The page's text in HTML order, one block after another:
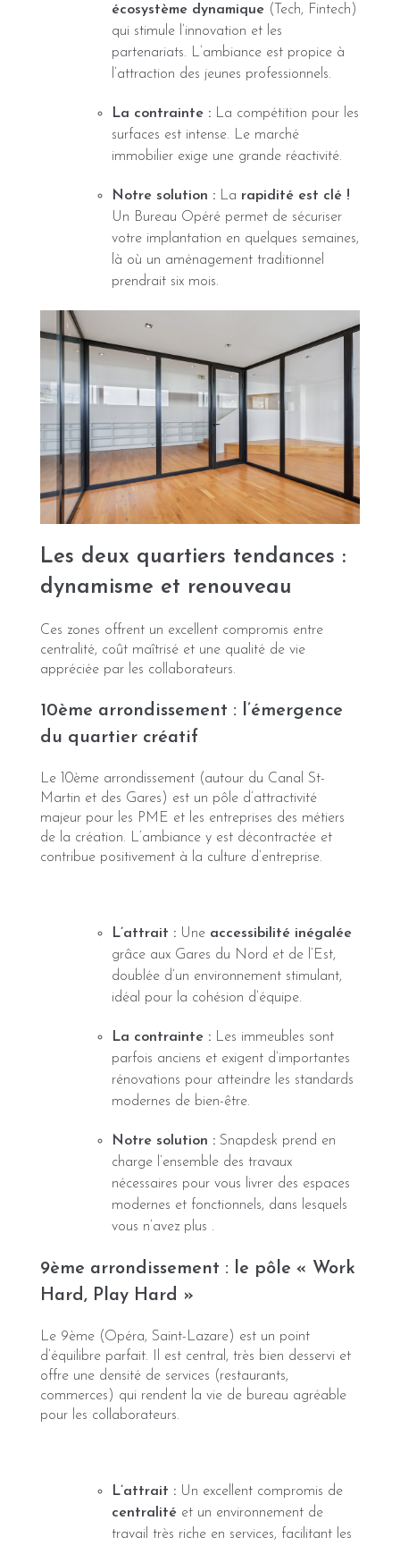
écosystème dynamique (Tech, Fintech)
qui stimule l’innovation et les
partenariats. L’ambiance est propice à
l’attraction des jeunes professionnels.
La contrainte : La compétition pour les
surfaces est intense. Le marché
immobilier exige une grande réactivité.
Notre solution : La rapidité est clé !
Un Bureau Opéré permet de sécuriser
votre implantation en quelques semaines,
là où un aménagement traditionnel
prendrait six mois.
Les deux quartiers tendances :
dynamisme et renouveau
Ces zones offrent un excellent compromis entre
centralité, coût maîtrisé et une qualité de vie
appréciée par les collaborateurs.
10ème arrondissement : l’émergence
du quartier créatif
Le 10ème arrondissement (autour du Canal St-
Martin et des Gares) est un pôle d’attractivité
majeur pour les PME et les entreprises des métiers
de la création. L’ambiance y est décontractée et
contribue positivement à la culture d’entreprise.
L’attrait : Une accessibilité inégalée
grâce aux Gares du Nord et de l’Est,
doublée d’un environnement stimulant,
idéal pour la cohésion d’équipe.
La contrainte : Les immeubles sont
parfois anciens et exigent d’importantes
rénovations pour atteindre les standards
modernes de bien-être.
Notre solution : Snapdesk prend en
charge l’ensemble des travaux
nécessaires pour vous livrer des espaces
modernes et fonctionnels, dans lesquels
vous n’avez plus .
9ème arrondissement : le pôle « Work
Hard, Play Hard »
Le 9ème (Opéra, Saint-Lazare) est un point
d’équilibre parfait. Il est central, très bien desservi et
offre une densité de services (restaurants,
commerces) qui rendent la vie de bureau agréable
pour les collaborateurs.
L’attrait : Un excellent compromis de
centralité et un environnement de
travail très riche en services, facilitant les